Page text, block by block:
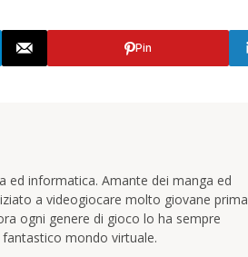
Pin
ed informatica. Amante dei manga ed
a videogiocare molto giovane prima
ogni genere di gioco lo ha sempre
mondo virtuale.